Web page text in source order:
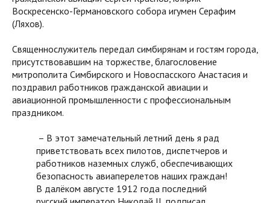
Воскресенско-Германовского собора игумен Серафим
(Ляхов).
Священнослужитель передал симбирянам и гостям города,
присутствовавшим на торжестве, благословение
митрополита Симбирского и Новоспасского Анастасия и
поздравил работников гражданской авиации и
авиационной промышленности с профессиональным
праздником.
– В этот замечательный летний день я рад
приветствовать всех пилотов, диспетчеров и
работников наземных служб, обеспечивающих
безопасность авиаперелетов наших граждан!
В далёком августе 1912 года последний